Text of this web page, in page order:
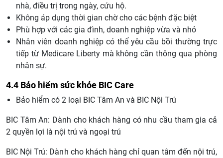
nhà, điều trị trong ngày, cứu hộ.
Không áp dụng thời gian chờ cho các bệnh đặc biệt
Phù hợp với các gia đình, doanh nghiệp vừa và nhỏ
Nhân viên doanh nghiệp có thể yêu cầu bồi thường trực
tiếp từ Medicare Liberty mà không cần thông qua phòng
nhân sự.
4.4 Bảo hiểm sức khỏe BIC Care
Bảo hiểm có 2 loại BIC Tâm An và BIC Nội Trú
BIC Tâm An: Dành cho khách hàng có nhu cầu tham gia cả
2 quyền lợi là nội trú và ngoại trú
BIC Nội Trú: Dành cho khách hàng chỉ quan tâm đến nội trú,